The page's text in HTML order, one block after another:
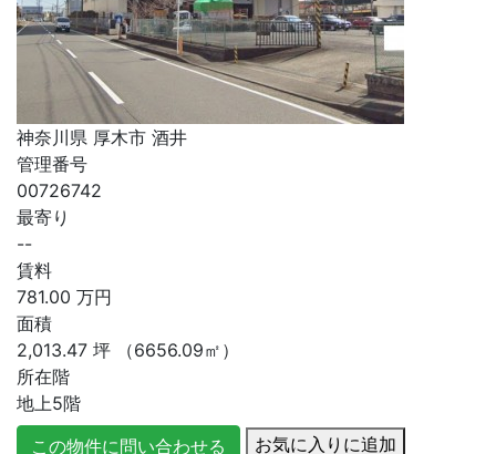
神奈川県 厚木市 酒井
管理番号
00726742
最寄り
--
賃料
781.00 万円
面積
2,013.47 坪 （6656.09㎡）
所在階
地上5階
この物件に問い合わせる
お気に入りに追加